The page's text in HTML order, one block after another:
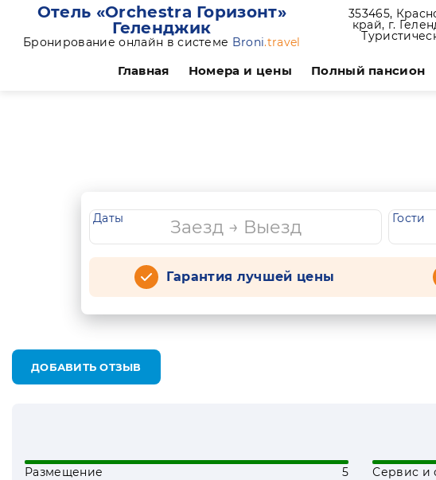
Отель «Orchestra Горизонт»
Геленджик
Бронирование онлайн в системе Broni.travel
353465,
край, г.
Главная Номера и цены Полный пансион
Даты Гости
Гарантия лучшей цены
ДОБАВИТЬ ОТЗЫВ
Размещение 5 Сервис и